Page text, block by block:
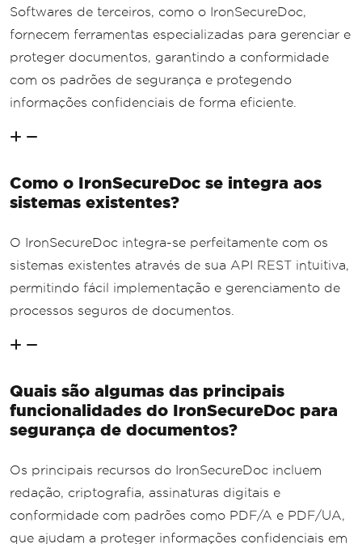
Softwares de terceiros, como o IronSecureDoc,
fornecem ferramentas especializadas para gerenciar e
proteger documentos, garantindo a conformidade
com os padrões de segurança e protegendo
informações confidenciais de forma eficiente.
Como o IronSecureDoc se integra aos
sistemas existentes?
O IronSecureDoc integra-se perfeitamente com os
sistemas existentes através de sua API REST intuitiva,
permitindo fácil implementação e gerenciamento de
processos seguros de documentos.
Quais são algumas das principais
funcionalidades do IronSecureDoc para
segurança de documentos?
Os principais recursos do IronSecureDoc incluem
redação, criptografia, assinaturas digitais e
conformidade com padrões como PDF/A e PDF/UA,
que ajudam a proteger informações confidenciais em